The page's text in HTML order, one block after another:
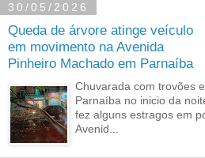
30/05/2026
Queda de árvore atinge veículo
em movimento na Avenida
Pinheiro Machado em Parnaíba
Chuvarada com trovões
Parnaíba no inicio da
fez alguns estragos em
Avenid...